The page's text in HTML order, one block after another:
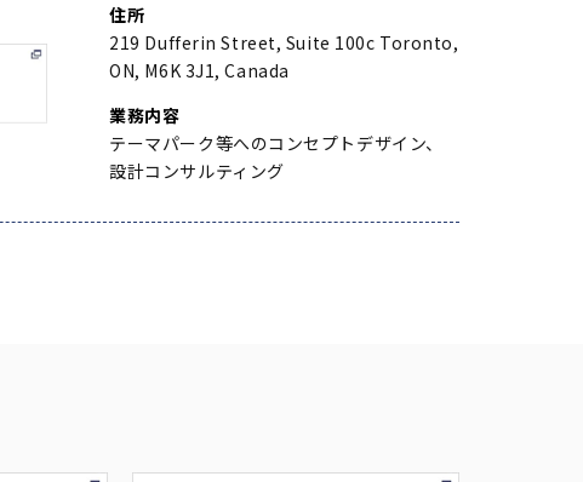
住所
219 Dufferin Street, Suite 100c Toronto,
ON, M6K 3J1, Canada
業務内容
テーマパーク等へのコンセプトデザイン、
設計コンサルティング